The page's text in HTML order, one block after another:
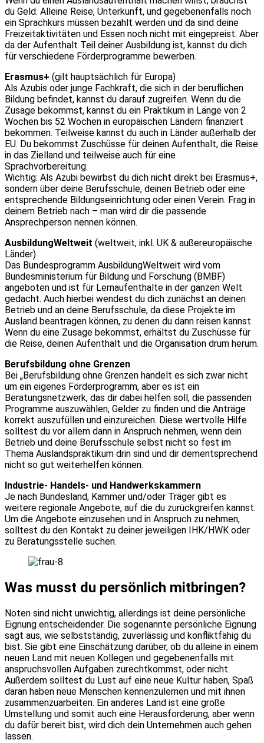
du Geld. Alleine Reise, Unterkunft, und gegebenenfalls noch
ein Sprachkurs müssen bezahlt werden und da sind deine
Freizeitaktivitäten und Essen noch nicht mit eingepreist. Aber
da der Aufenthalt Teil deiner Ausbildung ist, kannst du dich
für verschiedene Förderprogramme bewerben.
Erasmus+ (gilt hauptsächlich für Europa)
Als Azubis oder junge Fachkraft, die sich in der beruflichen
Bildung befindet, kannst du darauf zugreifen. Wenn du die
Zusage bekommst, kannst du ein Praktikum in Länge von 2
Wochen bis 52 Wochen in europäischen Ländern finanziert
bekommen. Teilweise kannst du auch in Länder außerhalb der
EU. Du bekommst Zuschüsse für deinen Aufenthalt, die Reise
in das Zielland und teilweise auch für eine
Sprachvorbereitung.
Wichtig: Als Azubi bewirbst du dich nicht direkt bei Erasmus+,
sondern über deine Berufsschule, deinen Betrieb oder eine
entsprechende Bildungseinrichtung oder einen Verein. Frag in
deinem Betrieb nach – man wird dir die passende
Ansprechperson nennen können.
AusbildungWeltweit (weltweit, inkl. UK & außereuropäische
Länder)
Das Bundesprogramm AusbildungWeltweit wird vom
Bundesministerium für Bildung und Forschung (BMBF)
angeboten und ist für Lernaufenthalte in der ganzen Welt
gedacht. Auch hierbei wendest du dich zunächst an deinen
Betrieb und an deine Berufsschule, da diese Projekte im
Ausland beantragen können, zu denen du dann reisen kannst.
Wenn du eine Zusage bekommst, erhältst du Zuschüsse für
die Reise, deinen Aufenthalt und die Organisation drum herum.
Berufsbildung ohne Grenzen
Bei „Berufsbildung ohne Grenzen handelt es sich zwar nicht
um ein eigenes Förderprogramm, aber es ist ein
Beratungsnetzwerk, das dir dabei helfen soll, die passenden
Programme auszuwählen, Gelder zu finden und die Anträge
korrekt auszufüllen und einzureichen. Diese wertvolle Hilfe
solltest du vor allem dann in Anspruch nehmen, wenn dein
Betrieb und deine Berufsschule selbst nicht so fest im
Thema Auslandspraktikum drin sind und dir dementsprechend
nicht so gut weiterhelfen können.
Industrie- Handels- und Handwerkskammern
Je nach Bundesland, Kammer und/oder Träger gibt es
weitere regionale Angebote, auf die du zurückgreifen kannst.
Um die Angebote einzusehen und in Anspruch zu nehmen,
solltest du den Kontakt zu deiner jeweiligen IHK/HWK oder
zu Beratungsstelle suchen.
Was musst du persönlich mitbringen?
Noten sind nicht unwichtig, allerdings ist deine persönliche
Eignung entscheidender. Die sogenannte persönliche Eignung
sagt aus, wie selbstständig, zuverlässig und konfliktfähig du
bist. Sie gibt eine Einschätzung darüber, ob du alleine in einem
neuen Land mit neuen Kollegen und gegebenenfalls mit
anspruchsvollen Aufgaben zurechtkommst, oder nicht.
Außerdem solltest du Lust auf eine neue Kultur haben, Spaß
daran haben neue Menschen kennenzulernen und mit ihnen
zusammenzuarbeiten. Ein anderes Land ist eine große
Umstellung und somit auch eine Herausforderung, aber wenn
du dafür bereit bist, wird dich dein Unternehmen auch gehen
lassen.